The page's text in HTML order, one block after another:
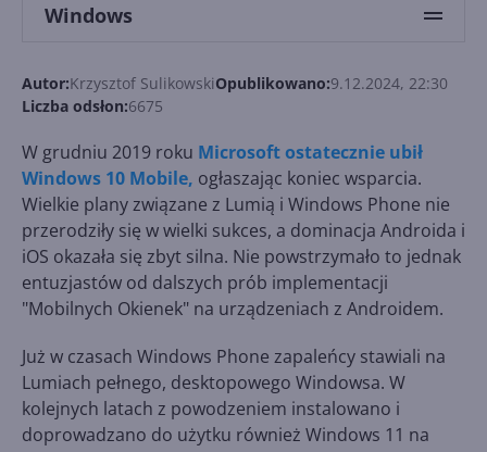
Windows
Autor:Krzysztof SulikowskiOpublikowano:9.12.2024, 22:30
Liczba odsłon:6675
W grudniu 2019 roku Microsoft ostatecznie ubił
Windows 10 Mobile, ogłaszając koniec wsparcia.
Wielkie plany związane z Lumią i Windows Phone nie
przerodziły się w wielki sukces, a dominacja Androida i
iOS okazała się zbyt silna. Nie powstrzymało to jednak
entuzjastów od dalszych prób implementacji
"Mobilnych Okienek" na urządzeniach z Androidem.
Już w czasach Windows Phone zapaleńcy stawiali na
Lumiach pełnego, desktopowego Windowsa. W
kolejnych latach z powodzeniem instalowano i
doprowadzano do użytku również Windows 11 na